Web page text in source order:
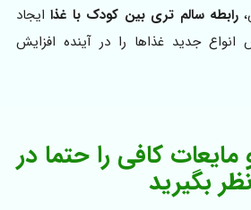
رابطه سالم تری بین کودک با غذاایجاد
جدید غذاها را در آینده افزایش
مایعات کافی را حتما در
نظر بگیرید